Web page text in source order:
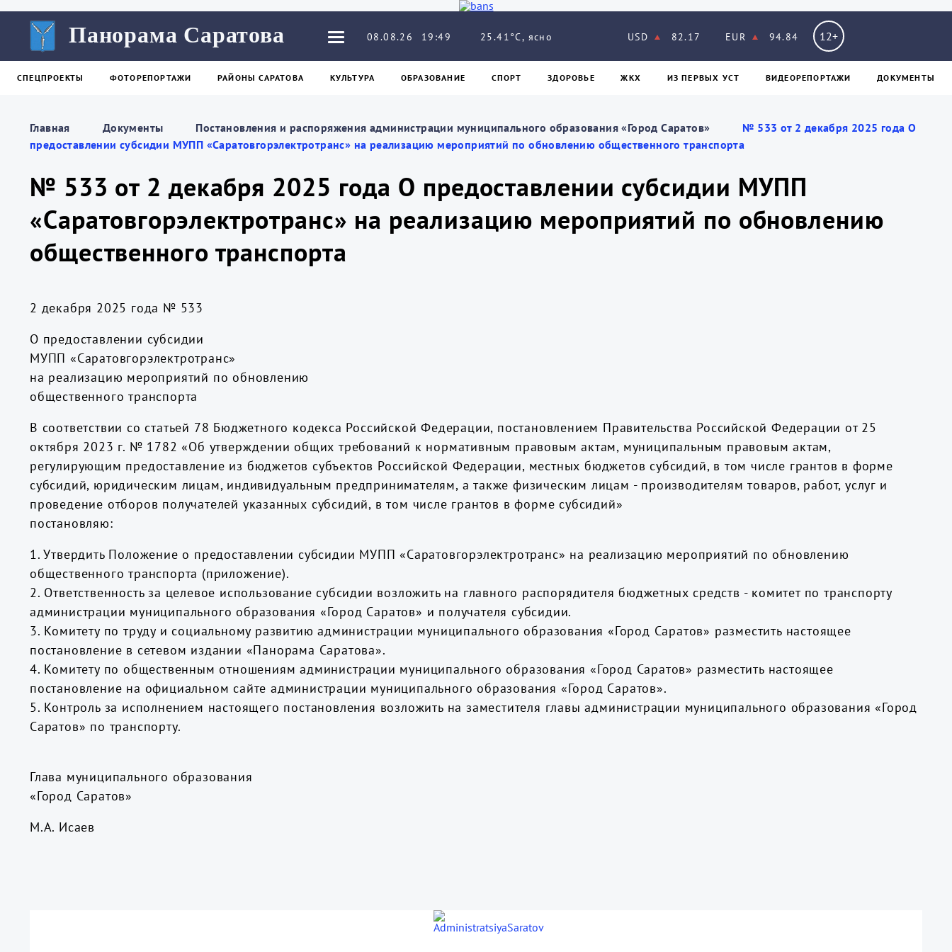
Панорама Саратова 08.08.26 19:49 25.41°C, ясно USD 82.17 EUR 94.84 12+
СПЕЦПРОЕКТЫ ФОТОРЕПОРТАЖИ РАЙОНЫ САРАТОВА КУЛЬТУРА ОБРАЗОВАНИЕ СПОРТ ЗДОРОВЬЕ ЖКХ ИЗ ПЕPВЫХ УСТ ВИДЕОРЕПОРТАЖИ ДОКУМЕНТЫ
Главная Документы Постановления и распоряжения администрации муниципального образования «Город Саратов»
№ 533 от 2 декабря 2025 года О
предоставлении субсидии МУПП «Саратовгорэлектротранс» на реализацию мероприятий по обновлению общественного транспорта
№ 533 от 2 декабря 2025 года О предоставлении субсидии МУПП
«Саратовгорэлектротранс» на реализацию мероприятий по обновлению
общественного транспорта
2 декабря 2025 года № 533
О предоставлении субсидии
МУПП «Саратовгорэлектротранс»
на реализацию мероприятий по обновлению
общественного транспорта
В соответствии со статьей 78 Бюджетного кодекса Российской Федерации, постановлением Правительства Российской Федерации от 25
октября 2023 г. № 1782 «Об утверждении общих требований к нормативным правовым актам, муниципальным правовым актам,
регулирующим предоставление из бюджетов субъектов Российской Федерации, местных бюджетов субсидий, в том числе грантов в форме
субсидий, юридическим лицам, индивидуальным предпринимателям, а также физическим лицам - производителям товаров, работ, услуг и
проведение отборов получателей указанных субсидий, в том числе грантов в форме субсидий»
постановляю:
1. Утвердить Положение о предоставлении субсидии МУПП «Саратовгорэлектротранс» на реализацию мероприятий по обновлению
общественного транспорта (приложение).
2. Ответственность за целевое использование субсидии возложить на главного распорядителя бюджетных средств - комитет по транспорту
администрации муниципального образования «Город Саратов» и получателя субсидии.
3. Комитету по труду и социальному развитию администрации муниципального образования «Город Саратов» разместить настоящее
постановление в сетевом издании «Панорама Саратова».
4. Комитету по общественным отношениям администрации муниципального образования «Город Саратов» разместить настоящее
постановление на официальном сайте администрации муниципального образования «Город Саратов».
5. Контроль за исполнением настоящего постановления возложить на заместителя главы администрации муниципального образования «Город
Саратов» по транспорту.
Глава муниципального образования
«Город Саратов»
М.А. Исаев